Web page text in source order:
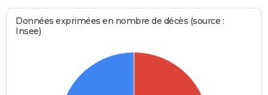
Données exprimées en nombre de décès (source :
Insee)